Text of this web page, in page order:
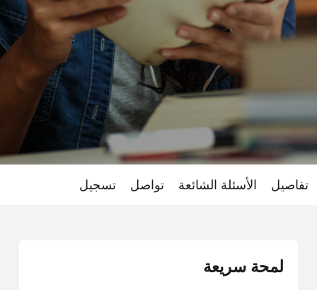
تفاصيل الأسئلة الشائعة تواصل تسجيل
لمحة سريعة